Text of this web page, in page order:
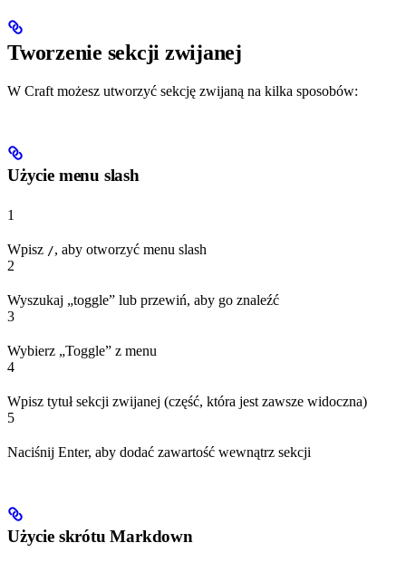
Tworzenie sekcji zwijanej
W Craft możesz utworzyć sekcję zwijaną na kilka sposobów:
Użycie menu slash
1
Wpisz /, aby otworzyć menu slash
2
Wyszukaj „toggle” lub przewiń, aby go znaleźć
3
Wybierz „Toggle” z menu
4
Wpisz tytuł sekcji zwijanej (część, która jest zawsze widoczna)
5
Naciśnij Enter, aby dodać zawartość wewnątrz sekcji
Użycie skrótu Markdown